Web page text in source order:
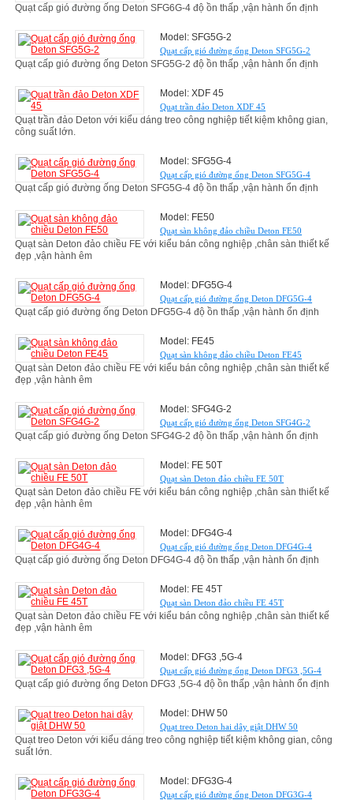
Quạt cấp gió đường ống Deton SFG6G-4 độ ồn thấp ,vận hành ổn định
Model: SFG5G-2
Quạt cấp gió đường ống Deton SFG5G-2
Quạt cấp gió đường ống Deton SFG5G-2 độ ồn thấp ,vận hành ổn định
Model: XDF 45
Quạt trần đảo Deton XDF 45
Quạt trần đảo Deton với kiểu dáng treo công nghiệp tiết kiệm không gian,
công suất lớn.
Model: SFG5G-4
Quạt cấp gió đường ống Deton SFG5G-4
Quạt cấp gió đường ống Deton SFG5G-4 độ ồn thấp ,vận hành ổn định
Model: FE50
Quạt sàn không đảo chiều Deton FE50
Quạt sàn Deton đảo chiều FE với kiểu bán công nghiệp ,chân sàn thiết kế
đẹp ,vận hành êm
Model: DFG5G-4
Quạt cấp gió đường ống Deton DFG5G-4
Quạt cấp gió đường ống Deton DFG5G-4 độ ồn thấp ,vận hành ổn định
Model: FE45
Quạt sàn không đảo chiều Deton FE45
Quạt sàn Deton đảo chiều FE với kiểu bán công nghiệp ,chân sàn thiết kế
đẹp ,vận hành êm
Model: SFG4G-2
Quạt cấp gió đường ống Deton SFG4G-2
Quạt cấp gió đường ống Deton SFG4G-2 độ ồn thấp ,vận hành ổn định
Model: FE 50T
Quạt sàn Deton đảo chiều FE 50T
Quạt sàn Deton đảo chiều FE với kiểu bán công nghiệp ,chân sàn thiết kế
đẹp ,vận hành êm
Model: DFG4G-4
Quạt cấp gió đường ống Deton DFG4G-4
Quạt cấp gió đường ống Deton DFG4G-4 độ ồn thấp ,vận hành ổn định
Model: FE 45T
Quạt sàn Deton đảo chiều FE 45T
Quạt sàn Deton đảo chiều FE với kiểu bán công nghiệp ,chân sàn thiết kế
đẹp ,vận hành êm
Model: DFG3 ,5G-4
Quạt cấp gió đường ống Deton DFG3 ,5G-4
Quạt cấp gió đường ống Deton DFG3 ,5G-4 độ ồn thấp ,vận hành ổn định
Model: DHW 50
Quạt treo Deton hai dây giật DHW 50
Quạt treo Deton với kiểu dáng treo công nghiệp tiết kiệm không gian, công
suất lớn.
Model: DFG3G-4
Quạt cấp gió đường ống Deton DFG3G-4